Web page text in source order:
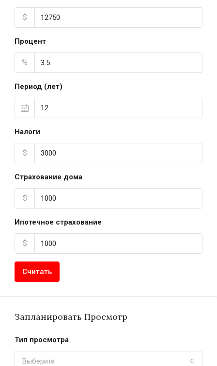
$
Процент
%
Период (лет)
Налоги
$
Страхование дома
$
Ипотечное страхование
$
Считать
Запланировать Просмотр
Тип просмотра
Выберите